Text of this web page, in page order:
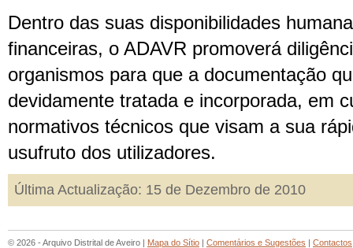
Dentro das suas disponibilidades
financeiras, o ADAVR promoverá
organismos para que a documentação
devidamente tratada e incorporada, em
normativos técnicos que visam a sua
usufruto dos utilizadores.
Última Actualização: 15 de Dezembro de 2010
© 2026 - Arquivo Distrital de Aveiro | Mapa do Sítio | Comentários e Sugestões | Contactos